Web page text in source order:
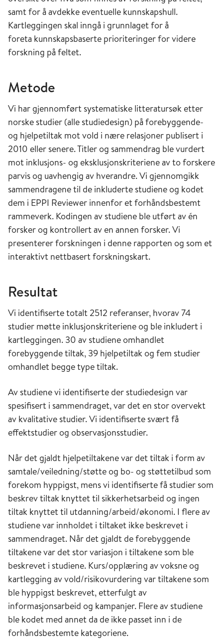
samt for å avdekke eventuelle kunnskapshull.
Kartleggingen skal inngå i grunnlaget for å
foreta kunnskapsbaserte prioriteringer for videre
forskning på feltet.
Metode
Vi har gjennomført systematiske litteratursøk etter
norske studier (alle studiedesign) på forebyggende-
og hjelpetiltak mot vold i nære relasjoner publisert i
2010 eller senere. Titler og sammendrag ble vurdert
mot inklusjons- og eksklusjonskriteriene av to forskere
parvis og uavhengig av hverandre. Vi gjennomgikk
sammendragene til de inkluderte studiene og kodet
dem i EPPI Reviewer innenfor et forhåndsbestemt
rammeverk. Kodingen av studiene ble utført av én
forsker og kontrollert av en annen forsker. Vi
presenterer forskningen i denne rapporten og som et
interaktivt nettbasert forskningskart.
Resultat
Vi identifiserte totalt 2512 referanser, hvorav 74
studier møtte inklusjonskriteriene og ble inkludert i
kartleggingen. 30 av studiene omhandlet
forebyggende tiltak, 39 hjelpetiltak og fem studier
omhandlet begge type tiltak.
Av studiene vi identifiserte der studiedesign var
spesifisert i sammendraget, var det en stor overvekt
av kvalitative studier. Vi identifiserte svært få
effektstudier og observasjonsstudier.
Når det gjaldt hjelpetiltakene var det tiltak i form av
samtale/veiledning/støtte og bo- og støttetilbud som
forekom hyppigst, mens vi identifiserte få studier som
beskrev tiltak knyttet til sikkerhetsarbeid og ingen
tiltak knyttet til utdanning/arbeid/økonomi. I flere av
studiene var innholdet i tiltaket ikke beskrevet i
sammendraget. Når det gjaldt de forebyggende
tiltakene var det stor variasjon i tiltakene som ble
beskrevet i studiene. Kurs/opplæring av voksne og
kartlegging av vold/risikovurdering var tiltakene som
ble hyppigst beskrevet, etterfulgt av
informasjonsarbeid og kampanjer. Flere av studiene
ble kodet med annet da de ikke passet inn i de
forhåndsbestemte kategoriene.